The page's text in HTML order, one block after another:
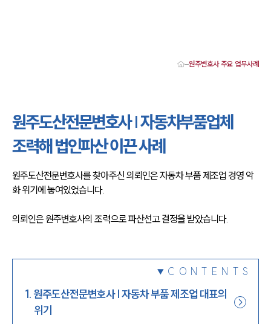
원주이혼전문변호사
원주학교폭력변호사
원주부동산변호사
원주음주운전·교통사고변호사
원주변호사 업무분야
원주변호사 주요 업무사례
원주 분사무소 오시는 길
채용정보
1800-7905
원주변호사 주요 업무사례
원주도산전문변호사 | 자동차부품업체
조력해 법인파산 이끈 사례
원주도산전문변호사를 찾아주신 의뢰인은 자동차 부품 제조업 경영 악
화 위기에 놓여있었습니다.
의뢰인은 원주변호사의 조력으로 파산선고 결정을 받았습니다.
CONTENTS
1. 원주도산전문변호사 | 자동차 부품 제조업 대표의
위기